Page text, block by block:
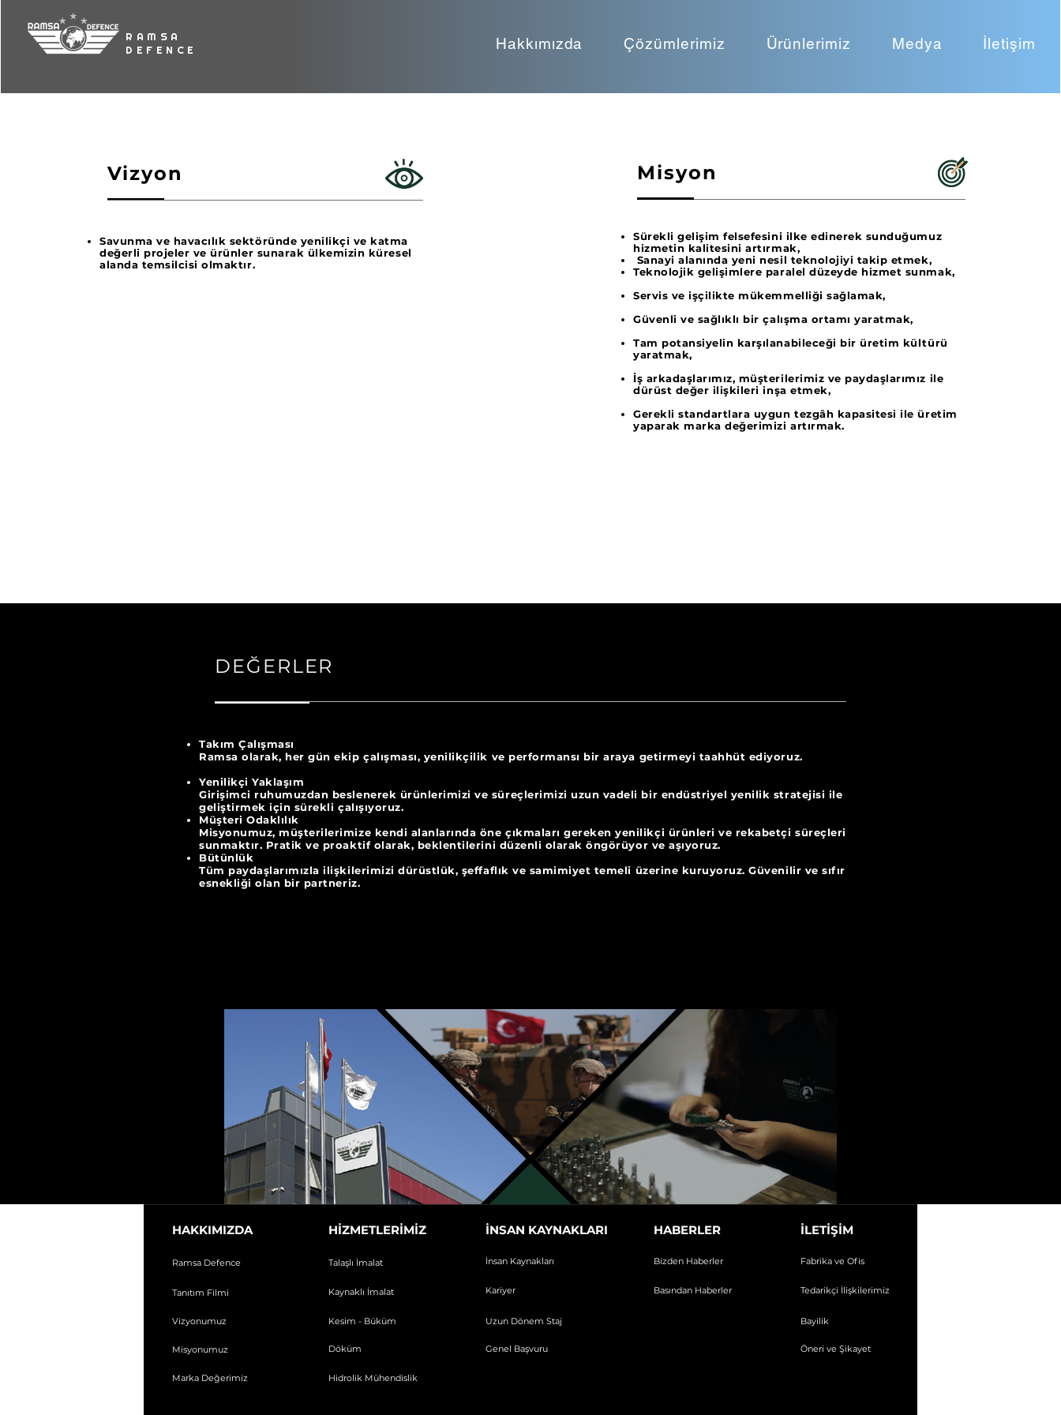
RAMSA
DEFENCE
Hakkımızda Çözümlerimiz Ürünlerimiz Medya İletişim
Vizyon
Savunma ve havacılık sektöründe yenilikçi ve katma
değerli projeler ve ürünler sunarak ülkemizin küresel
alanda temsilcisi olmaktır.
Misyon
Sürekli gelişim felsefesini ilke edinerek sunduğumuz
hizmetin kalitesini artırmak,
Sanayi alanında yeni nesil teknolojiyi takip etmek,
Teknolojik gelişimlere paralel düzeyde hizmet sunmak,
Servis ve işçilikte mükemmelliği sağlamak,
Güvenli ve sağlıklı bir çalışma ortamı yaratmak,
Tam potansiyelin karşılanabileceği bir üretim kültürü
yaratmak,
İş arkadaşlarımız, müşterilerimiz ve paydaşlarımız ile
dürüst değer ilişkileri inşa etmek,
Gerekli standartlara uygun tezgâh kapasitesi ile üretim
yaparak marka değerimizi artırmak.
DEĞERLER
Takım Çalışması
Ramsa olarak, her gün ekip çalışması, yenilikçilik ve performansı bir araya getirmeyi taahhüt ediyoruz.
Yenilikçi Yaklaşım
Girişimci ruhumuzdan beslenerek ürünlerimizi ve süreçlerimizi uzun vadeli bir endüstriyel yenilik stratejisi ile
geliştirmek için sürekli çalışıyoruz.
Müşteri Odaklılık
Misyonumuz, müşterilerimize kendi alanlarında öne çıkmaları gereken yenilikçi ürünleri ve rekabetçi süreçleri
sunmaktır. Pratik ve proaktif olarak, beklentilerini düzenli olarak öngörüyor ve aşıyoruz.
Bütünlük
Tüm paydaşlarımızla ilişkilerimizi dürüstlük, şeffaflık ve samimiyet temeli üzerine kuruyoruz. Güvenilir ve sıfır
esnekliği olan bir partneriz.
HAKKIMIZDA
Ramsa Defence
Tanıtım Filmi
Vizyonumuz
Misyonumuz
Marka Değerimiz
HİZMETLERİMİZ
Talaşlı İmalat
Kaynaklı İmalat
Kesim - Büküm
Döküm
Hidrolik Mühendislik
İNSAN KAYNAKLARI
İnsan Kaynakları
Kariyer
HABERLER
Bizden Haberler
Basından Haberler
Uzun Dönem Staj
Genel Başvuru
İLETİŞİM
Fabrika ve Ofis
Tedarikçi İlişkilerimiz
Bayilik
Öneri ve Şikayet